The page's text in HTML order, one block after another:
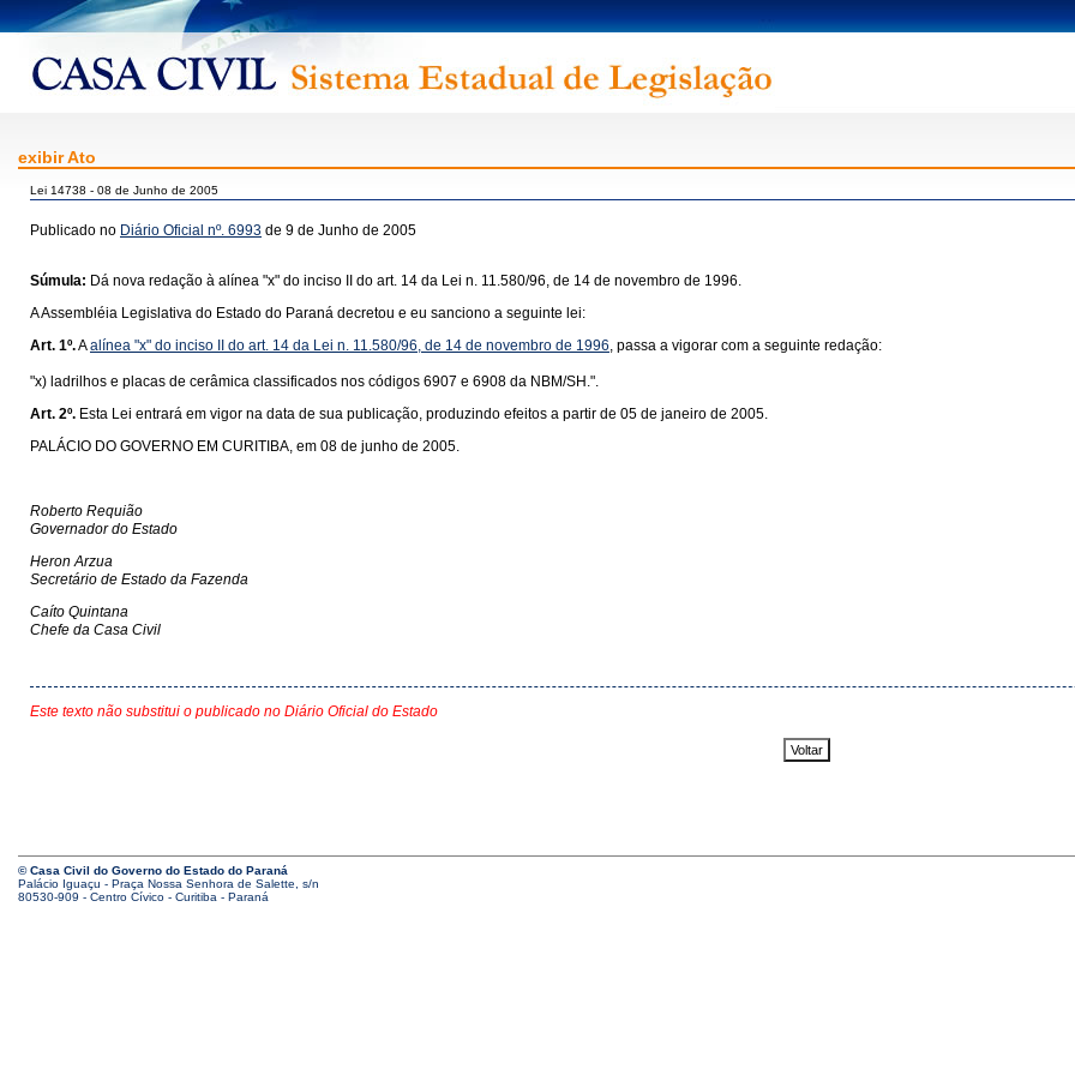
exibir Ato
Lei 14738 - 08 de Junho de 2005
Publicado no Diário Oficial nº. 6993 de 9 de Junho de 2005
Súmula: Dá nova redação à alínea "x" do inciso II do art. 14 da Lei n. 11.580/96, de 14 de novembro de 1996.
A Assembléia Legislativa do Estado do Paraná decretou e eu sanciono a seguinte lei:
Art. 1º.Aalínea "x" do inciso II do art. 14 da Lei n. 11.580/96, de 14 de novembro de 1996, passa a vigorar com a seguinte redação:
"x) ladrilhos e placas de cerâmica classificados nos códigos 6907 e 6908 da NBM/SH.".
Art. 2º. Esta Lei entrará em vigor na data de sua publicação, produzindo efeitos a partir de 05 de janeiro de 2005.
PALÁCIO DO GOVERNO EM CURITIBA, em 08 de junho de 2005.
Roberto Requião
Governador do Estado
Heron Arzua
Secretário de Estado da Fazenda
Caíto Quintana
Chefe da Casa Civil
Este texto não substitui o publicado no Diário Oficial do Estado
© Casa Civil do Governo do Estado do Paraná
Palácio Iguaçu - Praça Nossa Senhora de Salette, s/n
80530-909 - Centro Cívico - Curitiba - Paraná